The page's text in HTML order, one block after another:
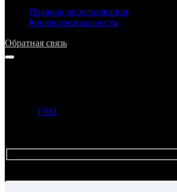
Правила использования
Конфиденциальность
Обратная связь
FAQ